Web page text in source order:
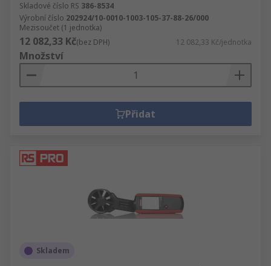
Skladové číslo RS 386-8534
Výrobní číslo 202924/10-0010-1003-105-37-88-26/000
Mezisoučet (1 jednotka)
12 082,33 Kč(bez DPH) 12 082,33 Kč/jednotka
Množství
Přidat
Skladem